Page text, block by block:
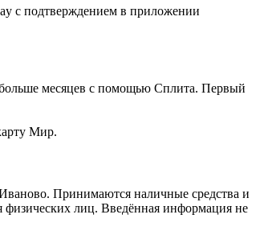
с подтверждением в приложении
больше месяцев с помощью Сплита. Первый
Мир.
Принимаются наличные средства и
физических лиц. Введённая информация не